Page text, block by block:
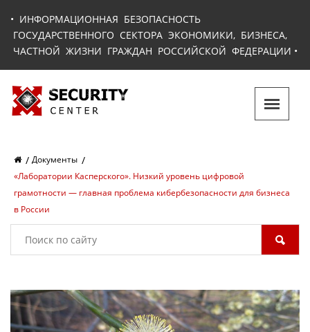
• ИНФОРМАЦИОННАЯ БЕЗОПАСНОСТЬ
ГОСУДАРСТВЕННОГО СЕКТОРА ЭКОНОМИКИ, БИЗНЕСА,
ЧАСТНОЙ ЖИЗНИ ГРАЖДАН РОССИЙСКОЙ ФЕДЕРАЦИИ •
Документы
«Лаборатории Касперского». Низкий уровень цифровой
грамотности ― главная проблема кибербезопасности для бизнеса
в России